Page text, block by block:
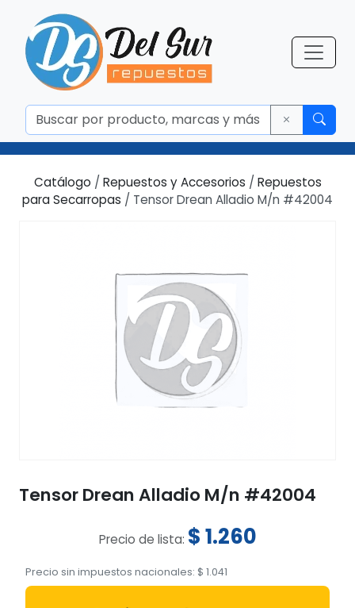
Catálogo / Repuestos y Accesorios / Repuestos
para Secarropas / Tensor Drean Alladio M/n #42004
Tensor Drean Alladio M/n #42004
Precio de lista: $1.260
Precio sin impuestos nacionales: $ 1.041